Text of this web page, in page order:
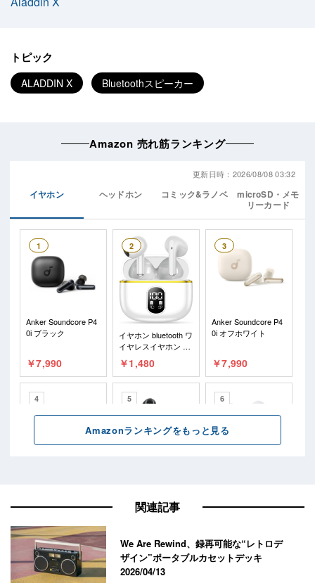
トピック
ALADDIN X Bluetoothスピーカー
関連記事
We Are Rewind、録再可能な“レトロデ
ザイン”ポータブルカセットデッキ
2026/04/13